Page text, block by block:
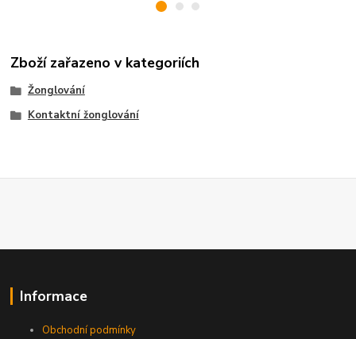
Zboží zařazeno v kategoriích
Žonglování
Kontaktní žonglování
Informace
Obchodní podmínky